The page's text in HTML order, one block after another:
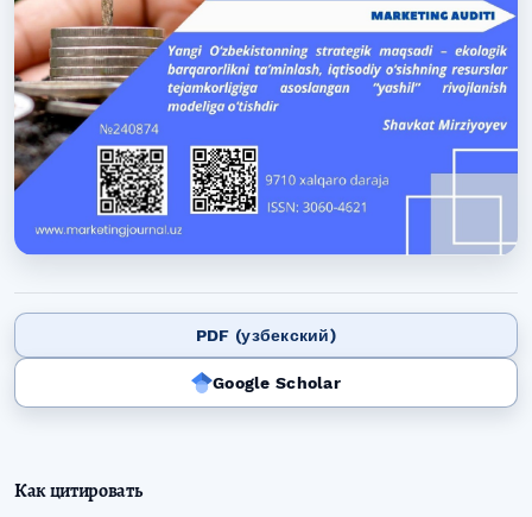
PDF (узбекский)
Google Scholar
Как цитировать